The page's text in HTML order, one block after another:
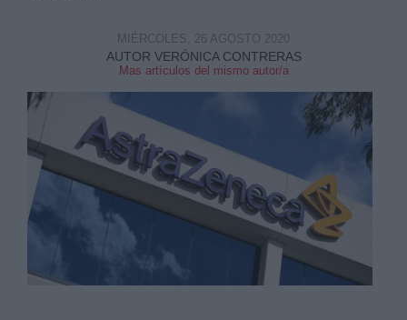
AUTOR VERÓNICA CONTRERAS
Mas artículos del mismo autor/a
MIÉRCOLES, 26 AGOSTO 2020